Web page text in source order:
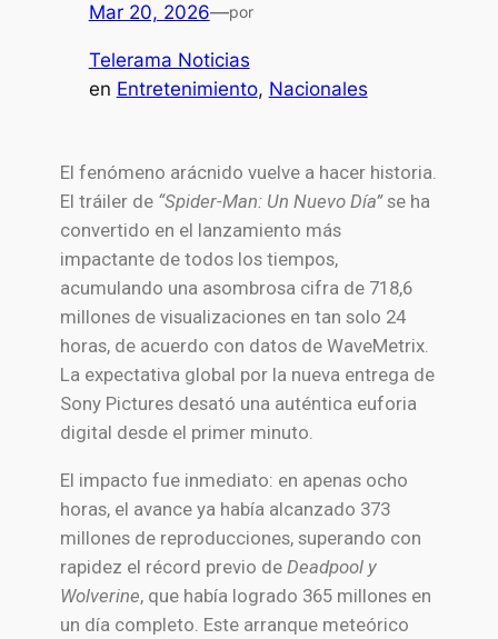
Mar 20, 2026—por
Telerama Noticias
en Entretenimiento, Nacionales
El fenómeno arácnido vuelve a hacer historia.
El tráiler de “Spider-Man: Un Nuevo Día”se ha
convertido en el lanzamiento más
impactante de todos los tiempos,
acumulando una asombrosa cifra de 718,6
millones de visualizaciones en tan solo 24
horas, de acuerdo con datos de WaveMetrix.
La expectativa global por la nueva entrega de
Sony Picturesdesató una auténtica euforia
digital desde el primer minuto.
El impacto fue inmediato: en apenas ocho
horas, el avance ya había alcanzado 373
millones de reproducciones, superando con
rapidez el récord previo de Deadpool y
Wolverine, que había logrado 365 millones en
un día completo. Este arranque meteórico